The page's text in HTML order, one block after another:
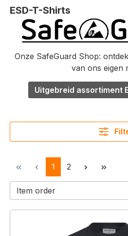
ESD-T-Shirts
Onze SafeGuard Shop:
van ons eigen
Uitgebreid assortiment
Pagina
1 Pagina
2